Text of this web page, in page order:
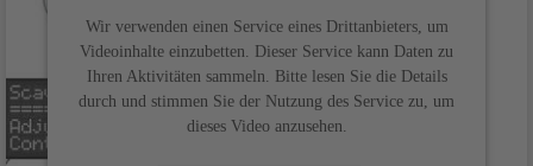
Wir verwenden einen Service eines Drittanbieters, um
Videoinhalte einzubetten. Dieser Service kann Daten zu
Ihren Aktivitäten sammeln. Bitte lesen Sie die Details
durch und stimmen Sie der Nutzung des Service zu, um
dieses Video anzusehen.